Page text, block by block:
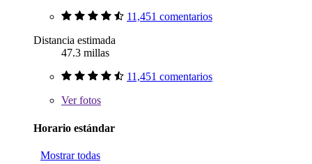
11,451 comentarios
Distancia estimada
47.3 millas
11,451 comentarios
Verfotos
Horario estándar
Mostrar todas